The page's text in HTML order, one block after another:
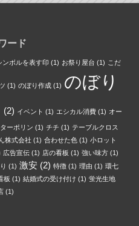
ード
ンボルを表す印 (1) お祭り屋台 (1) こだ
(1) のぼり作成 (1) のぼり
(2) イベント (1) エシカル消費 (1) オー
ターポリン (1) チチ (1) テーブルクロス
株式会社 (1) 合わせた色 (1) 小ロット
広告宣伝 (1) 店の看板 (1) 強い味方 (1)
(1) 激安 (2) 特徴 (1) 理由 (1) 環七
板 (1) 結婚式の受け付け (1) 蛍光生地
(1)